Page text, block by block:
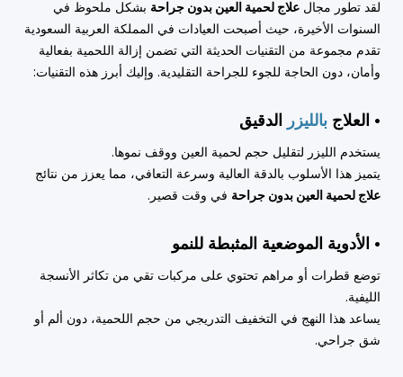
لقد تطور مجال علاج لحمية العين بدون جراحة بشكل ملحوظ في
السنوات الأخيرة، حيث أصبحت العيادات في المملكة العربية السعودية
تقدم مجموعة من التقنيات الحديثة التي تضمن إزالة اللحمية بفعالية
وأمان، دون الحاجة للجوء للجراحة التقليدية. وإليك أبرز هذه التقنيات:
• العلاج بالليزر الدقيق
يستخدم الليزر لتقليل حجم لحمية العين ووقف نموها.
يتميز هذا الأسلوب بالدقة العالية وسرعة التعافي، مما يعزز من نتائج
علاج لحمية العين بدون جراحة في وقت قصير.
• الأدوية الموضعية المثبطة للنمو
توضع قطرات أو مراهم تحتوي على مركبات تقي من تكاثر الأنسجة
الليفية.
يساعد هذا النهج في التخفيف التدريجي من حجم اللحمية، دون ألم أو
شق جراحي.